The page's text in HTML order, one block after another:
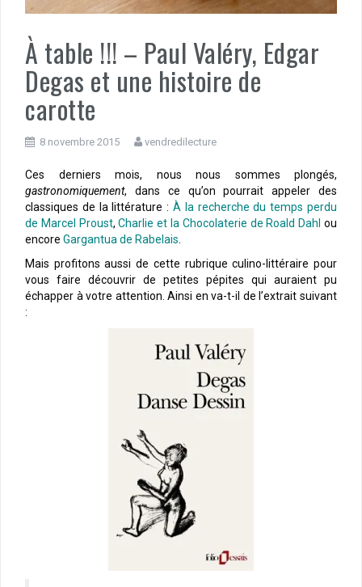
À table !!! – Paul Valéry, Edgar
Degas et une histoire de
carotte
8 novembre 2015 vendredilecture
Ces derniers mois, nous nous sommes plongés,
gastronomiquement, dans ce qu’on pourrait appeler des
classiques de la littérature : À la recherche du temps perdu
de Marcel Proust,Charlie et la Chocolaterie de Roald Dahl ou
encore Gargantua de Rabelais
Mais profitons aussi de cette rubrique culino-littéraire pour
vous faire découvrir de petites pépites qui auraient pu
échapper à votre attention. Ainsi en va-t-il de l’extrait suivant
: